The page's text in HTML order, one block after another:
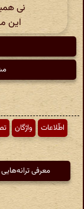
نی
این
اطّلاعات واژگان
معرفی